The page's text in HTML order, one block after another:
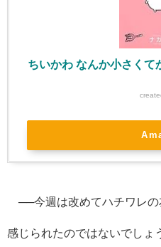
ちいかわ なんか小さくて
──今週は改めてハチワレの
感じられたのではないでしょ